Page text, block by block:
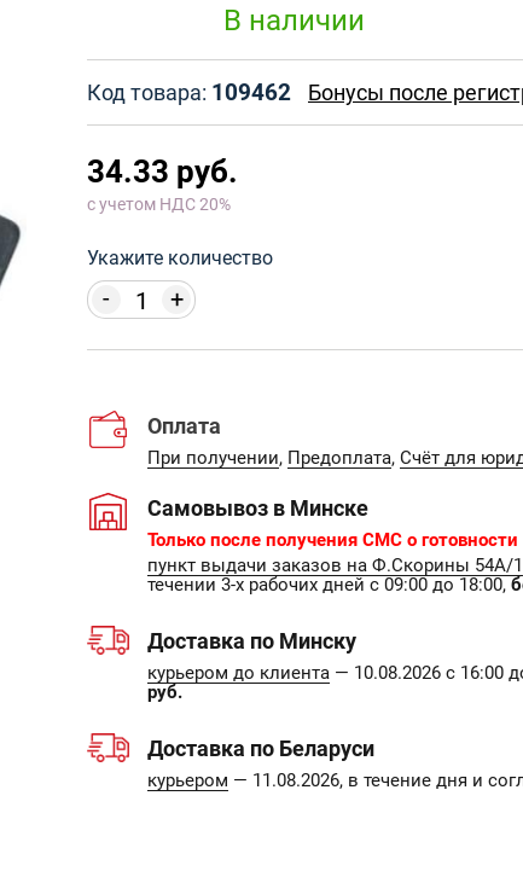
В наличии
Код товара: 109462 Бонусы после
34.33 руб.
с учетом НДС 20%
Укажите количество
+
-
Оплата
При получении, Предоплата, Счёт для
Самовывоз в Минске
Только после получения СМС о готовности
пункт выдачи заказов на Ф.Скорины 54А/1
течении 3-х рабочих дней с 09:00 до 18:00,
Доставка по Минску
курьером до клиента — 10.08.2026 с 16:00
руб.
Доставка по Беларуси
курьером — 11.08.2026, в течение дня и